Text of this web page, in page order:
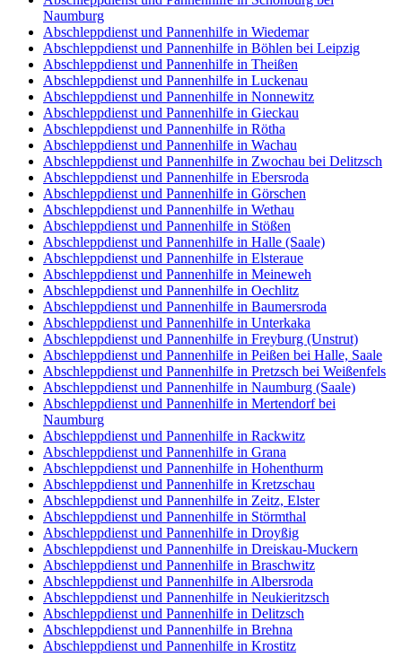
Naumburg
Abschleppdienst und Pannenhilfe in Wiedemar
Abschleppdienst und Pannenhilfe in Böhlen bei Leipzig
Abschleppdienst und Pannenhilfe in Theißen
Abschleppdienst und Pannenhilfe in Luckenau
Abschleppdienst und Pannenhilfe in Nonnewitz
Abschleppdienst und Pannenhilfe in Gieckau
Abschleppdienst und Pannenhilfe in Rötha
Abschleppdienst und Pannenhilfe in Wachau
Abschleppdienst und Pannenhilfe in Zwochau bei Delitzsch
Abschleppdienst und Pannenhilfe in Ebersroda
Abschleppdienst und Pannenhilfe in Görschen
Abschleppdienst und Pannenhilfe in Wethau
Abschleppdienst und Pannenhilfe in Stößen
Abschleppdienst und Pannenhilfe in Halle (Saale)
Abschleppdienst und Pannenhilfe in Elsteraue
Abschleppdienst und Pannenhilfe in Meineweh
Abschleppdienst und Pannenhilfe in Oechlitz
Abschleppdienst und Pannenhilfe in Baumersroda
Abschleppdienst und Pannenhilfe in Unterkaka
Abschleppdienst und Pannenhilfe in Freyburg (Unstrut)
Abschleppdienst und Pannenhilfe in Peißen bei Halle, Saale
Abschleppdienst und Pannenhilfe in Pretzsch bei Weißenfels
Abschleppdienst und Pannenhilfe in Naumburg (Saale)
Abschleppdienst und Pannenhilfe in Mertendorf bei
Naumburg
Abschleppdienst und Pannenhilfe in Rackwitz
Abschleppdienst und Pannenhilfe in Grana
Abschleppdienst und Pannenhilfe in Hohenthurm
Abschleppdienst und Pannenhilfe in Kretzschau
Abschleppdienst und Pannenhilfe in Zeitz, Elster
Abschleppdienst und Pannenhilfe in Störmthal
Abschleppdienst und Pannenhilfe in Droyßig
Abschleppdienst und Pannenhilfe in Dreiskau-Muckern
Abschleppdienst und Pannenhilfe in Braschwitz
Abschleppdienst und Pannenhilfe in Albersroda
Abschleppdienst und Pannenhilfe in Neukieritzsch
Abschleppdienst und Pannenhilfe in Delitzsch
Abschleppdienst und Pannenhilfe in Brehna
Abschleppdienst und Pannenhilfe in Krostitz